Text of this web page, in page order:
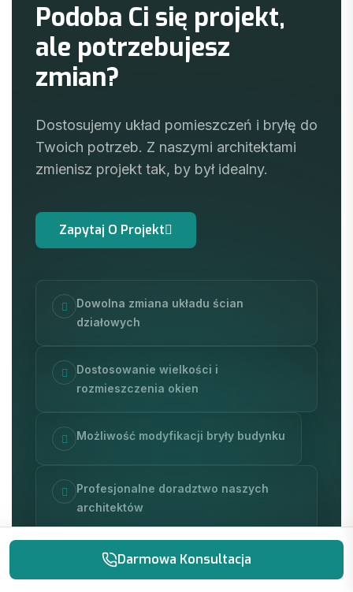
Podoba Ci się projekt,
ale potrzebujesz
zmian?
Dostosujemy układ pomieszczeń i bryłę do
Twoich potrzeb. Z naszymi architektami
zmienisz projekt tak, by był idealny.
Dowolna zmiana układu ścian
działowych
Dostosowanie wielkości i
rozmieszczenia okien
Możliwość modyfikacji bryły budynku
Profesjonalne doradztwo naszych
architektów
TECHNOLOGIA